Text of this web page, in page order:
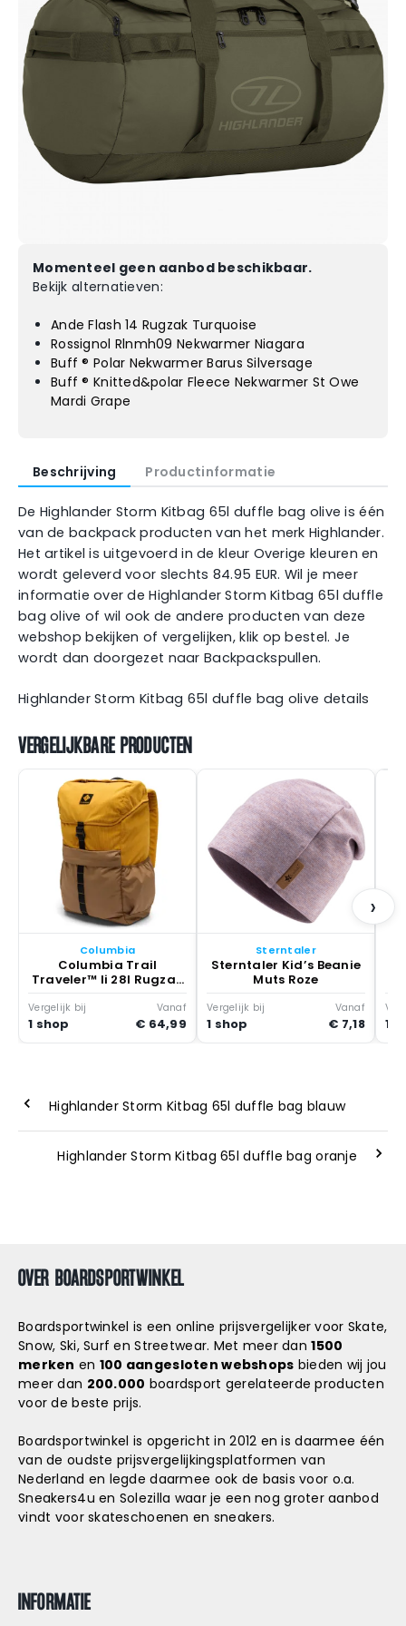
Momenteel geen aanbod beschikbaar.
Bekijk alternatieven:
Ande Flash 14 Rugzak Turquoise
Rossignol Rlnmh09 Nekwarmer Niagara
Buff ® Polar Nekwarmer Barus Silversage
Buff ® Knitted&polar Fleece Nekwarmer St Owe
Mardi Grape
Beschrijving Productinformatie
De Highlander Storm Kitbag 65l duffle bag olive is één
van de backpack producten van het merk Highlander.
Het artikel is uitgevoerd in de kleur Overige kleuren en
wordt geleverd voor slechts 84.95 EUR. Wil je meer
informatie over de Highlander Storm Kitbag 65l duffle
bag olive of wil ook de andere producten van deze
webshop bekijken of vergelijken, klik op bestel. Je
wordt dan doorgezet naar Backpackspullen.
Highlander Storm Kitbag 65l duffle bag olive details
VERGELIJKBARE PRODUCTEN
Columbia
Columbia Trail
Traveler™ Ii 28l Rugzak
Squash Corduroy /
Vergelijk bij
1 shop
Vanaf
€ 64,99
Sterntaler
Sterntaler Kid’s Beanie
Muts Roze
Vergelijk bij
1 shop
Vanaf
€ 7,18 1
›
Highlander Storm Kitbag 65l duffle bag blauw
Highlander Storm Kitbag 65l duffle bag oranje
OVER BOARDSPORTWINKEL
Boardsportwinkel is een online prijsvergelijker voor Skate,
Snow, Ski, Surf en Streetwear. Met meer dan1500
merken en 100 aangesloten webshops bieden wij jou
meer dan 200.000 boardsport gerelateerde producten
voor de beste prijs.
Boardsportwinkel is opgericht in 2012 en is daarmee één
van de oudste prijsvergelijkingsplatformen van
Nederland en legde daarmee ook de basis voor o.a.
Sneakers4u en Solezilla waar je een nog groter aanbod
vindt voor skateschoenen en sneakers.
INFORMATIE